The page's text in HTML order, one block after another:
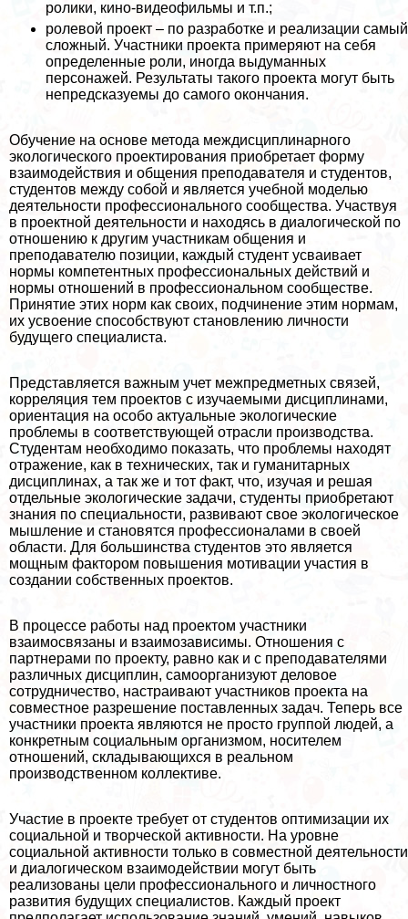
ролики, кино-видеофильмы и т.п.;
ролевой проект – по разработке и реализации самый
сложный. Участники проекта примеряют на себя
определенные роли, иногда выдуманных
персонажей. Результаты такого проекта могут быть
непредсказуемы до самого окончания.
Обучение на основе метода междисциплинарного
экологического проектирования приобретает форму
взаимодействия и общения преподавателя и студентов,
студентов между собой и является учебной моделью
деятельности профессионального сообщества. Участвуя
в проектной деятельности и находясь в диалогической по
отношению к другим участникам общения и
преподавателю позиции, каждый студент усваивает
нормы компетентных профессиональных действий и
нормы отношений в профессиональном сообществе.
Принятие этих норм как своих, подчинение этим нормам,
их усвоение способствуют становлению личности
будущего специалиста.
Представляется важным учет межпредметных связей,
корреляция тем проектов с изучаемыми дисциплинами,
ориентация на особо актуальные экологические
проблемы в соответствующей отрасли производства.
Студентам необходимо показать, что проблемы находят
отражение, как в технических, так и гуманитарных
дисциплинах, а так же и тот факт, что, изучая и решая
отдельные экологические задачи, студенты приобретают
знания по специальности, развивают свое экологическое
мышление и становятся профессионалами в своей
области. Для большинства студентов это является
мощным фактором повышения мотивации участия в
создании собственных проектов.
В процессе работы над проектом участники
взаимосвязаны и взаимозависимы. Отношения с
партнерами по проекту, равно как и с преподавателями
различных дисциплин, самоорганизуют деловое
сотрудничество, настраивают участников проекта на
совместное разрешение поставленных задач. Теперь все
участники проекта являются не просто группой людей, а
конкретным социальным организмом, носителем
отношений, складывающихся в реальном
производственном коллективе.
Участие в проекте требует от студентов оптимизации их
социальной и творческой активности. На уровне
социальной активности только в совместной деятельности
и диалогическом взаимодействии могут быть
реализованы цели профессионального и личностного
развития будущих специалистов. Каждый проект